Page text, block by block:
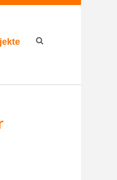
Suchformular